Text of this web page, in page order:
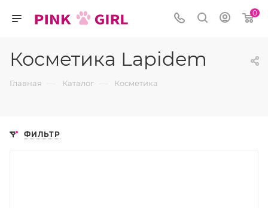
0
Косметика Lapidem
Главная — Каталог — Косметика
ФИЛЬТР